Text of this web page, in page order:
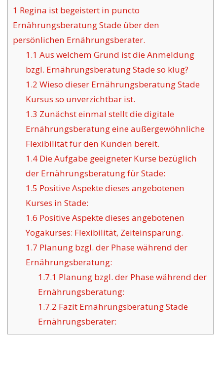
1 Regina ist begeistert in puncto
Ernährungsberatung Stade über den
persönlichen Ernährungsberater.
1.1 Aus welchem Grund ist die Anmeldung
bzgl. Ernährungsberatung Stade so klug?
1.2 Wieso dieser Ernährungsberatung Stade
Kursus so unverzichtbar ist.
1.3 Zunächst einmal stellt die digitale
Ernährungsberatung eine außergewöhnliche
Flexibilität für den Kunden bereit.
1.4Die Aufgabe geeigneter Kurse bezüglich
der Ernährungsberatung für Stade:
1.5 Positive Aspekte dieses angebotenen
Kurses in Stade:
1.6 Positive Aspekte dieses angebotenen
Yogakurses: Flexibilität, Zeiteinsparung.
1.7 Planung bzgl. der Phase während der
Ernährungsberatung:
1.7.1 Planung bzgl. der Phase während der
Ernährungsberatung:
1.7.2 Fazit Ernährungsberatung Stade
Ernährungsberater: